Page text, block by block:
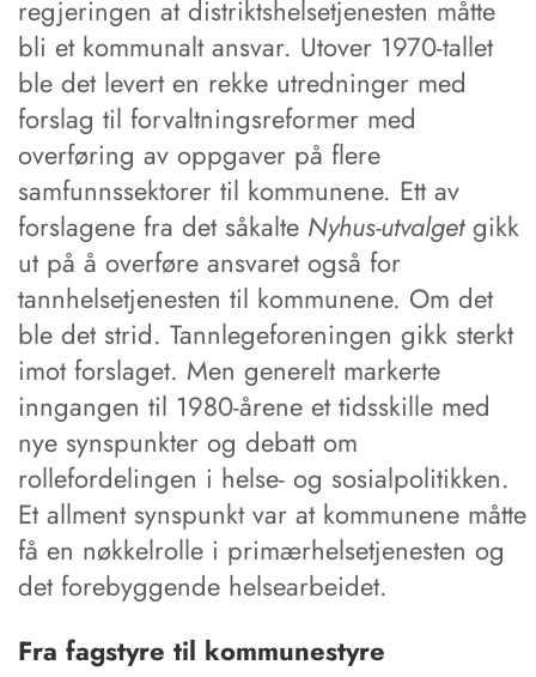
regjeringen at distriktshelsetjenesten måtte
bli et kommunalt ansvar. Utover 1970-tallet
ble det levert en rekke utredninger med
forslag til forvaltningsreformer med
overføring av oppgaver på flere
samfunnssektorer til kommunene. Ett av
forslagene fra det såkalte Nyhus-utvalgetgikk
ut på å overføre ansvaret også for
tannhelsetjenesten til kommunene. Om det
ble det strid. Tannlegeforeningen gikk sterkt
imot forslaget. Men generelt markerte
inngangen til 1980-årene et tidsskille med
nye synspunkter og debatt om
rollefordelingen i helse- og sosialpolitikken.
Et allment synspunkt var at kommunene måtte
få en nøkkelrolle i primærhelsetjenesten og
det forebyggende helsearbeidet.
Fra fagstyre til kommunestyre